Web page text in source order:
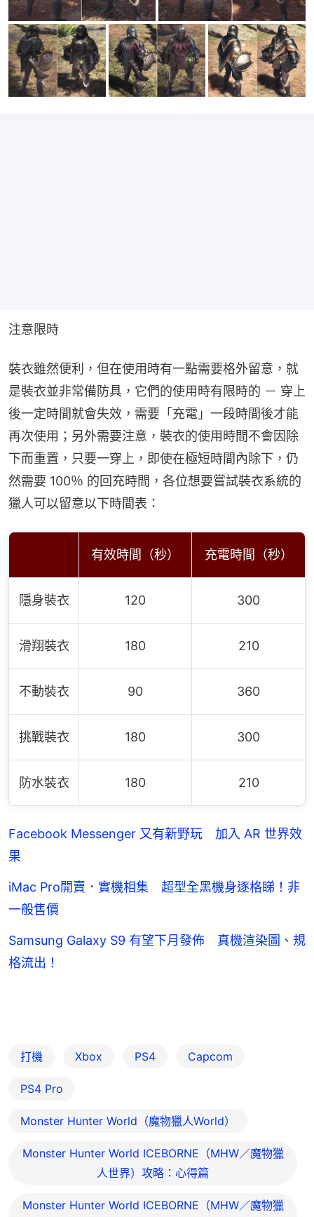
注意限時
裝衣雖然便利，但在使用時有一點需要格外留意，就
是裝衣並非常備防具，它們的使用時有限時的 － 穿上
後一定時間就會失效，需要「充電」一段時間後才能
再次使用；另外需要注意，裝衣的使用時間不會因除
下而重置，只要一穿上，即使在極短時間內除下，仍
然需要 100％ 的回充時間，各位想要嘗試裝衣系統的
獵人可以留意以下時間表：
有效時間（秒） 充電時間（秒）
隱身裝衣 120 300
滑翔裝衣 180 210
不動裝衣 90 360
挑戰裝衣 180 300
防水裝衣 180 210
Facebook Messenger 又有新野玩 加入 AR 世界效
果
iMac Pro開賣．實機相集 超型全黑機身逐格睇！非
一般售價
Samsung Galaxy S9 有望下月發佈 真機渲染圖、規
格流出！
打機 Xbox PS4 Capcom
PS4 Pro
Monster Hunter World（魔物獵人World）
Monster Hunter World ICEBORNE（MHW／魔物獵
人世界）攻略：心得篇
Monster Hunter World ICEBORNE（MHW／魔物獵